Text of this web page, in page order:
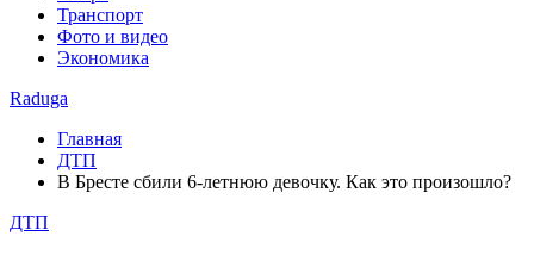
Транспорт
Фото и видео
Экономика
Raduga
Главная
ДТП
В Бресте сбили 6-летнюю девочку. Как это произошло?
ДТП